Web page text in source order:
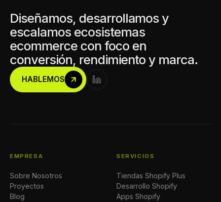
Diseñamos, desarrollamos y
escalamos ecosistemas
ecommerce con foco en
conversión, rendimiento y marca.
HABLEMOS
EMPRESA
Sobre Nosotros
Proyectos
Blog
SERVICIOS
Tiendas Shopify Plus
Desarrollo Shopify
Apps Shopify